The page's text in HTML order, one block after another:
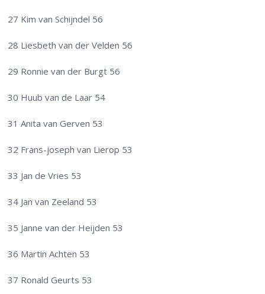
27 Kim van Schijndel 56
28 Liesbeth van der Velden 56
29 Ronnie van der Burgt 56
30 Huub van de Laar 54
31 Anita van Gerven 53
32 Frans-joseph van Lierop 53
33 Jan de Vries 53
34 Jan van Zeeland 53
35 Janne van der Heijden 53
36 Martin Achten 53
37 Ronald Geurts 53